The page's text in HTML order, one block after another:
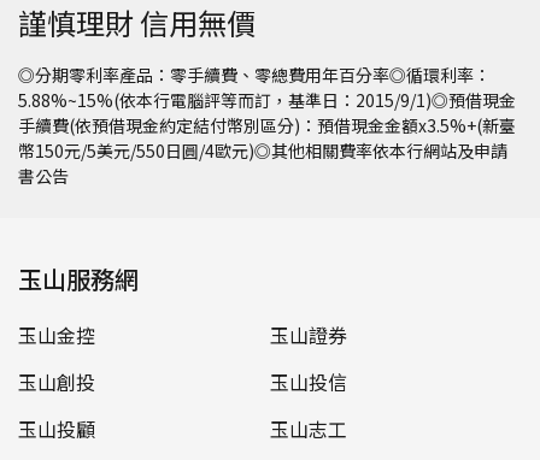
謹慎理財 信用無價
◎分期零利率產品：零手續費、零總費用年百分率◎循環利率：
5.88%~15%(依本行電腦評等而訂，基準日：2015/9/1)◎預借現金
手續費(依預借現金約定結付幣別區分)：預借現金金額x3.5%+(新臺
幣150元/5美元/550日圓/4歐元)◎其他相關費率依本行網站及申請
書公告
玉山服務網
玉山金控
玉山證券
玉山創投
玉山投信
玉山投顧
玉山志工